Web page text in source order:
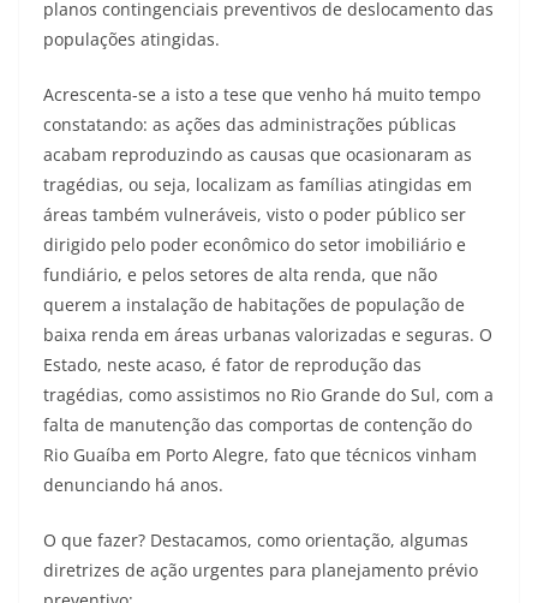
planos contingenciais preventivos de deslocamento das
populações atingidas.
Acrescenta-se a isto a tese que venho há muito tempo
constatando: as ações das administrações públicas
acabam reproduzindo as causas que ocasionaram as
tragédias, ou seja, localizam as famílias atingidas em
áreas também vulneráveis, visto o poder público ser
dirigido pelo poder econômico do setor imobiliário e
fundiário, e pelos setores de alta renda, que não
querem a instalação de habitações de população de
baixa renda em áreas urbanas valorizadas e seguras. O
Estado, neste acaso, é fator de reprodução das
tragédias, como assistimos no Rio Grande do Sul, com a
falta de manutenção das comportas de contenção do
Rio Guaíba em Porto Alegre, fato que técnicos vinham
denunciando há anos.
O que fazer? Destacamos, como orientação, algumas
diretrizes de ação urgentes para planejamento prévio